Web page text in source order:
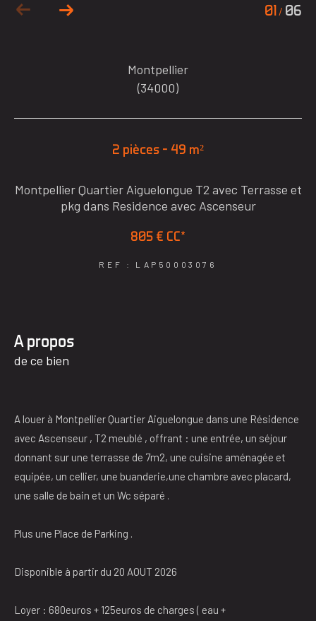
01 / 06
Montpellier
(34000)
2 pièces - 49 m²
Montpellier Quartier Aiguelongue T2 avec Terrasse et
pkg dans Residence avec Ascenseur
805 € CC*
REF : LAP50003076
a propos
de ce bien
A louer à Montpellier Quartier Aiguelongue dans une Résidence
avec Ascenseur , T2 meublé , offrant : une entrée, un séjour
donnant sur une terrasse de 7m2, une cuisine aménagée et
equipée, un cellier, une buanderie,une chambre avec placard,
une salle de bain et un Wc séparé .
Plus une Place de Parking .
Disponible à partir du 20 AOUT 2026
Loyer : 680euros + 125euros de charges ( eau +